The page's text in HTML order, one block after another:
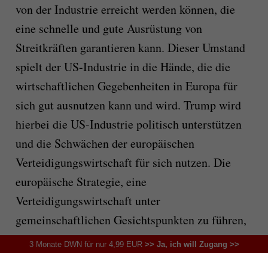
von der Industrie erreicht werden können, die
eine schnelle und gute Ausrüstung von
Streitkräften garantieren kann. Dieser Umstand
spielt der US-Industrie in die Hände, die die
wirtschaftlichen Gegebenheiten in Europa für
sich gut ausnutzen kann und wird. Trump wird
hierbei die US-Industrie politisch unterstützen
und die Schwächen der europäischen
Verteidigungswirtschaft für sich nutzen. Die
europäische Strategie, eine
Verteidigungswirtschaft unter
gemeinschaftlichen Gesichtspunkten zu führen,
ist in der Vergangenheit schon sehr komplex
3 Monate DWN für nur 4,99 EUR>> Ja, ich will Zugang >>